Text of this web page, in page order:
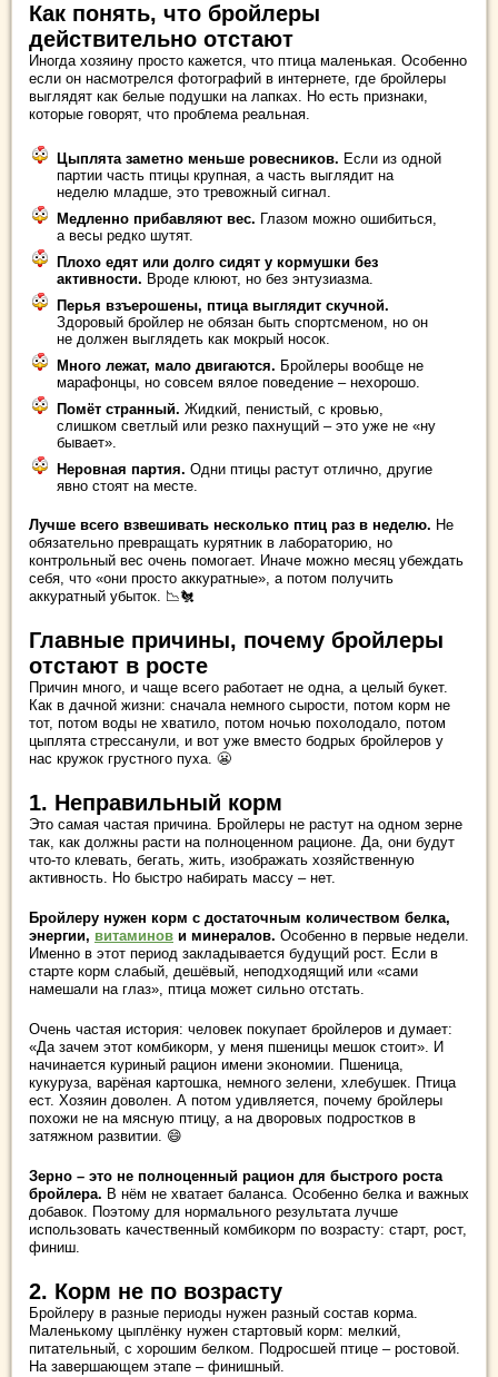
Как понять, что бройлеры
действительно отстают
Иногда хозяину просто кажется, что птица маленькая. Особенно
если он насмотрелся фотографий в интернете, где бройлеры
выглядят как белые подушки на лапках. Но есть признаки,
которые говорят, что проблема реальная.
Цыплята заметно меньше ровесников. Если из одной
партии часть птицы крупная, а часть выглядит на
неделю младше, это тревожный сигнал.
Медленно прибавляют вес. Глазом можно ошибиться,
а весы редко шутят.
Плохо едят или долго сидят у кормушки без
активности. Вроде клюют, но без энтузиазма.
Перья взъерошены, птица выглядит скучной.
Здоровый бройлер не обязан быть спортсменом, но он
не должен выглядеть как мокрый носок.
Много лежат, мало двигаются. Бройлеры вообще не
марафонцы, но совсем вялое поведение – нехорошо.
Помёт странный. Жидкий, пенистый, с кровью,
слишком светлый или резко пахнущий – это уже не «ну
бывает».
Неровная партия. Одни птицы растут отлично, другие
явно стоят на месте.
Лучше всего взвешивать несколько птиц раз в неделю. Не
обязательно превращать курятник в лабораторию, но
контрольный вес очень помогает. Иначе можно месяц убеждать
себя, что «они просто аккуратные», а потом получить
аккуратный убыток. 📉🐔
Главные причины, почему бройлеры
отстают в росте
Причин много, и чаще всего работает не одна, а целый букет.
Как в дачной жизни: сначала немного сырости, потом корм не
тот, потом воды не хватило, потом ночью похолодало, потом
цыплята стрессанули, и вот уже вместо бодрых бройлеров у
нас кружок грустного пуха. 😬
1. Неправильный корм
Это самая частая причина. Бройлеры не растут на одном зерне
так, как должны расти на полноценном рационе. Да, они будут
что-то клевать, бегать, жить, изображать хозяйственную
активность. Но быстро набирать массу – нет.
Бройлеру нужен корм с достаточным количеством белка,
энергии, витаминов и минералов. Особенно в первые недели.
Именно в этот период закладывается будущий рост. Если в
старте корм слабый, дешёвый, неподходящий или «сами
намешали на глаз», птица может сильно отстать.
Очень частая история: человек покупает бройлеров и думает:
«Да зачем этот комбикорм, у меня пшеницы мешок стоит». И
начинается куриный рацион имени экономии. Пшеница,
кукуруза, варёная картошка, немного зелени, хлебушек. Птица
ест. Хозяин доволен. А потом удивляется, почему бройлеры
похожи не на мясную птицу, а на дворовых подростков в
затяжном развитии. 😄
Зерно – это не полноценный рацион для быстрого роста
бройлера. В нём не хватает баланса. Особенно белка и важных
добавок. Поэтому для нормального результата лучше
использовать качественный комбикорм по возрасту: старт, рост,
финиш.
2. Корм не по возрасту
Бройлеру в разные периоды нужен разный состав корма.
Маленькому цыплёнку нужен стартовый корм: мелкий,
питательный, с хорошим белком. Подросшей птице – ростовой.
На завершающем этапе – финишный.